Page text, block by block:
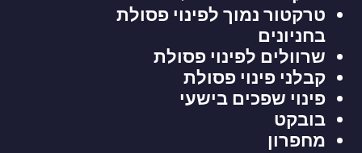
טרקטור נמוך לפינוי פסולת
בחניונים
שרוולים לפינוי פסולת
קבלני פינוי פסולת
פינוי שפכים בישעי
בובקט
מחפרון